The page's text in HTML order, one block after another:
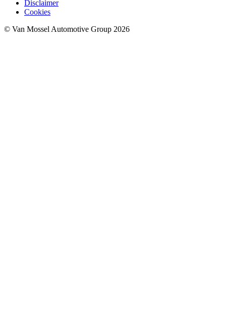
Disclaimer
Cookies
© Van Mossel Automotive Group 2026